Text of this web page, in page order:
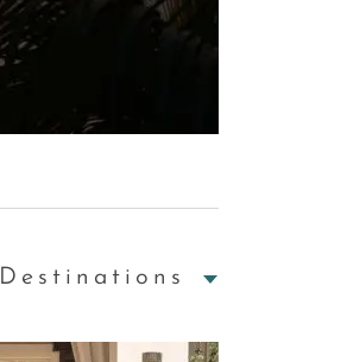
Destinations